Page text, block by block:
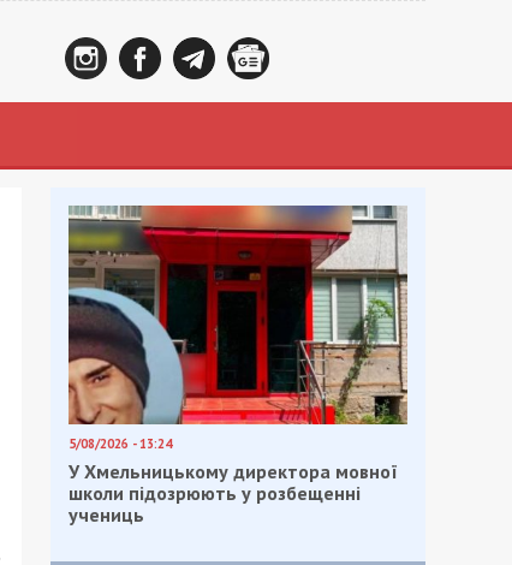
5/08/2026 - 13:24
У Хмельницькому директора мовної
школи підозрюють у розбещенні
учениць